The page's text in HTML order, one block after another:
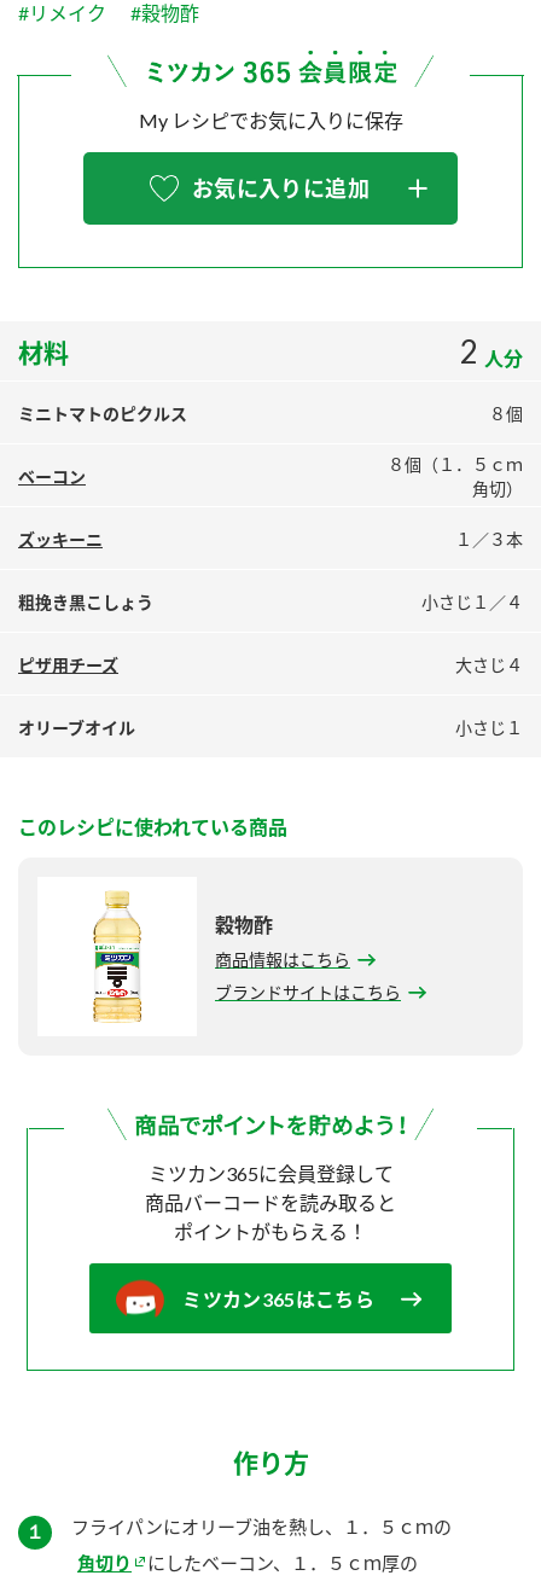
ふりかけ
炊き込みご飯の素 米飯用調味液
PIN印
スペシャルサイト
お酢を知ろう！
ぽん酢サワー
鍋奉行マニュアル
ミツカンのCM
ZENB initiative
MIM（ミツカンミュージアム）
各部門が大切にしていること
販売終了製品のご案内
よくあるご質問
地図から取り扱い店舗を探す
検索
業務用サイト 製造所固有記号一覧
#リメイク #穀物酢
My レシピでお気に入りに保存
お気に入りに追加
材料 2 人分
ミニトマトのピクルス ８個
ベーコン
８個（１．５ｃｍ
角切）
ズッキーニ １／３本
粗挽き黒こしょう 小さじ１／４
ピザ用チーズ 大さじ４
オリーブオイル 小さじ１
このレシピに使われている商品
穀物酢
商品情報はこちら
ブランドサイトはこちら
ミツカン365に会員登録して
商品バーコードを読み取ると
ポイントがもらえる！
ミツカン365はこちら
作り方
１
フライパンにオリーブ油を熱し、１．５ｃｍの
角切り
にしたベーコン、１．５ｃｍ厚の